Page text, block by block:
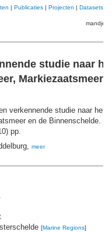
| Publicaties | Projecten | Datasets
mandje
studie naar
Markiezaatsmeer
verkennende studie naar
en de Binnenschelde.
pp.
meer
[Marine Regions]